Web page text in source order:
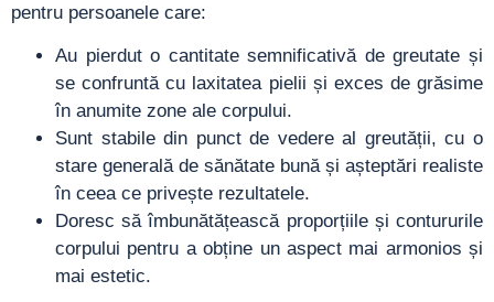
pentru persoanele care:
Au pierdut o cantitate semnificativă de greutate și
se confruntă cu laxitatea pielii și exces de grăsime
în anumite zone ale corpului.
Sunt stabile din punct de vedere al greutății, cu o
stare generală de sănătate bună și așteptări realiste
în ceea ce privește rezultatele.
Doresc să îmbunătățească proporțiile și contururile
corpului pentru a obține un aspect mai armonios și
mai estetic.